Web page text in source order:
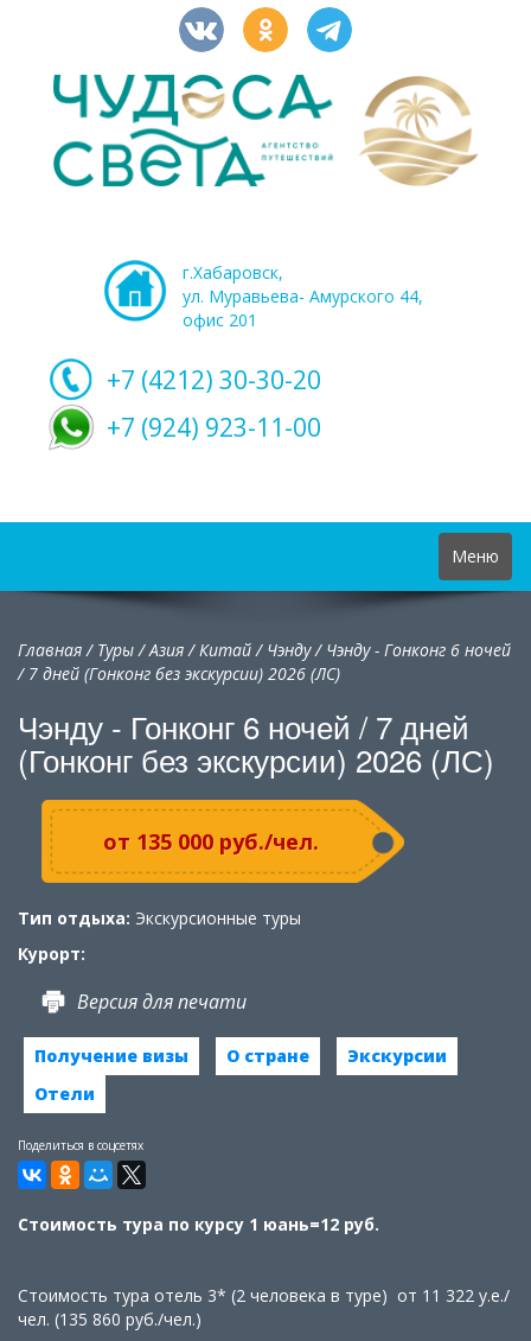
г.Хабаровск,
ул. Муравьева- Амурского 44,
офис 201
+7 (4212) 30-30-20
+7 (924) 923-11-00
Toggle
navigation
Меню
Главная/ Туры/Азия/Китай/ Чэнду / Чэнду - Гонконг 6 ночей
/ 7 дней (Гонконг без экскурсии) 2026 (ЛС)
Чэнду - Гонконг 6 ночей / 7 дней
(Гонконг без экскурсии) 2026 (ЛС)
от 135 000 руб./чел.
Тип отдыха: Экскурсионные туры
Курорт:
Версия для печати
Получение визы О стране
Экскурсии
Отели
Поделиться в соцсетях
Стоимость тура по курсу 1 юань=12 руб.
Стоимость тура отель 3* (2 человека в туре) от 11 322 у.е./
чел. (135 860 руб./чел.)